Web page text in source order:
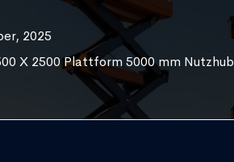
2025
X 2500 Plattform 5000 mm Nutzhub